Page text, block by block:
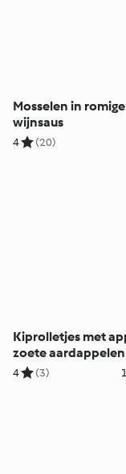
Mosselen in
wijnsaus
4 (20)
Kiprolletjes met
zoete
currysaus
4 (3)